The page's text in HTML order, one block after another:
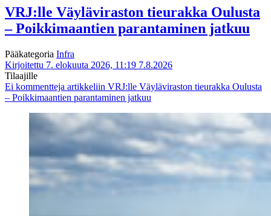
VRJ:lle Väyläviraston tieurakka Oulusta
– Poikkimaantien parantaminen jatkuu
Pääkategoria Infra
Kirjoitettu 7. elokuuta 2026, 11:19 7.8.2026
Tilaajille
Ei kommentteja artikkeliin VRJ:lle Väyläviraston tieurakka Oulusta
– Poikkimaantien parantaminen jatkuu